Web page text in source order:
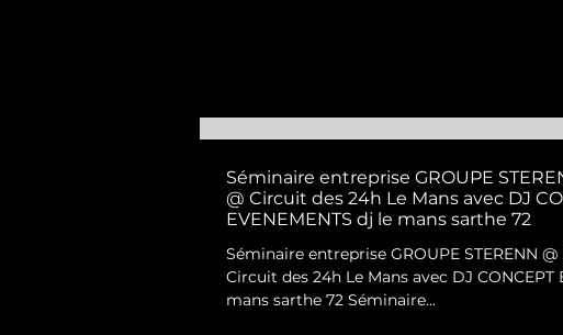
Séminaire entreprise GROUPE
@ Circuit des 24h Le Mans avec DJ
EVENEMENTS dj le mans sarthe 72
Séminaire entreprise GROUPE STERENN
Circuit des 24h Le Mans avec DJ CONCEPT
mans sarthe 72 Séminaire...